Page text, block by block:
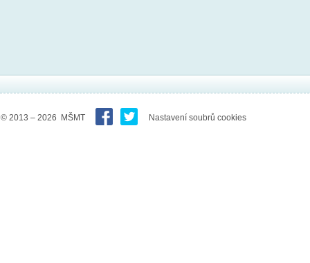
© 2013 – 2026 MŠMT Nastavení soubrů cookies